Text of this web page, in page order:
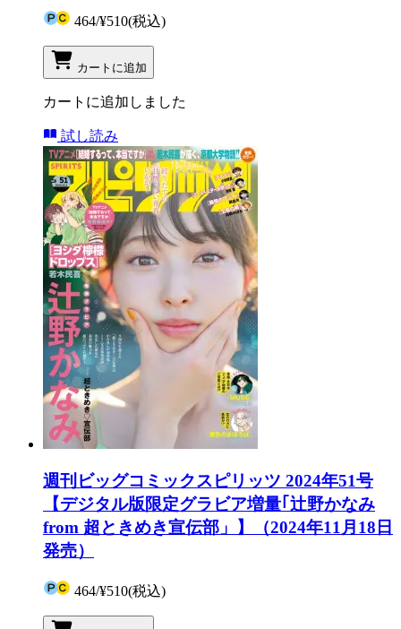
464/¥510(税込)
カートに追加
カートに追加しました
試し読み
週刊ビッグコミックスピリッツ 2024年51号
【デジタル版限定グラビア増量｢辻野かなみ
from 超ときめき宣伝部」】（2024年11月18日
発売）
464/¥510(税込)